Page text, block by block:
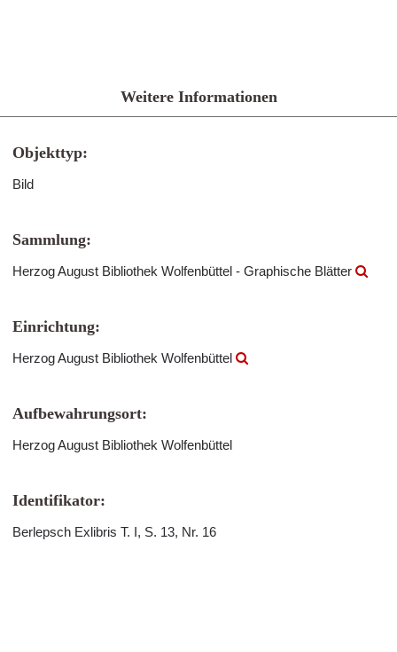
Weitere Informationen
Objekttyp:
Bild
Sammlung:
Herzog August Bibliothek Wolfenbüttel - Graphische Blätter
Einrichtung:
Herzog August Bibliothek Wolfenbüttel
Aufbewahrungsort:
Herzog August Bibliothek Wolfenbüttel
Identifikator:
Berlepsch Exlibris T. I, S. 13, Nr. 16